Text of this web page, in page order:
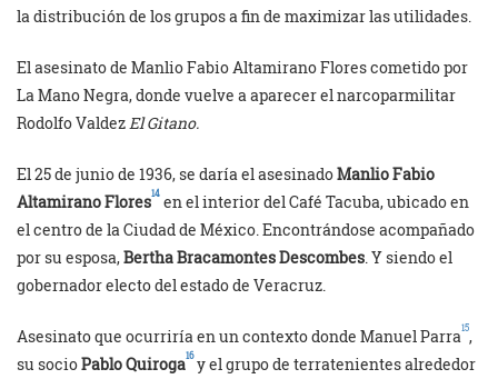
la distribución de los grupos a fin de maximizar las utilidades.
El asesinato de Manlio Fabio Altamirano Flores cometido por
La Mano Negra, donde vuelve a aparecer el narcoparmilitar
Rodolfo Valdez El Gitano.
El 25 de junio de 1936, se daría el asesinadoManlio Fabio
Altamirano Flores14 en el interior del Café Tacuba, ubicado en
el centro de la Ciudad de México. Encontrándose acompañado
por su esposa,Bertha Bracamontes Descombes . Y siendo el
gobernador electo del estado de Veracruz.
Asesinato que ocurriría en un contexto donde Manuel Parra15,
su socioPablo Quiroga16y el grupo de terratenientes alrededor